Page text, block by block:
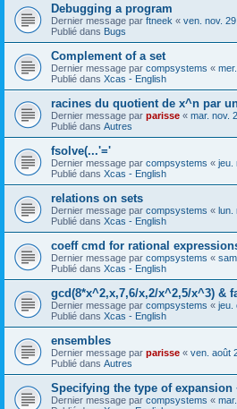
Debugging a program
Dernier message par ftneek « ven. nov.
Publié dans Bugs
Complement of a set
Dernier message par compsystems «
Publié dans Xcas - English
racines du quotient de x^n par
Dernier message par parisse « mar. nov.
Publié dans Autres
fsolve(...'='
Dernier message par compsystems « jeu.
Publié dans Xcas - English
relations on sets
Dernier message par compsystems « lun.
Publié dans Xcas - English
coeff cmd for rational
Dernier message par compsystems «
Publié dans Xcas - English
gcd(8*x^2,x,7,6/x,2/x^2,5/x^3) &
Dernier message par compsystems « jeu.
Publié dans Xcas - English
ensembles
Dernier message par parisse « ven. août
Publié dans Autres
Specifying the type of expansion
Dernier message par compsystems «